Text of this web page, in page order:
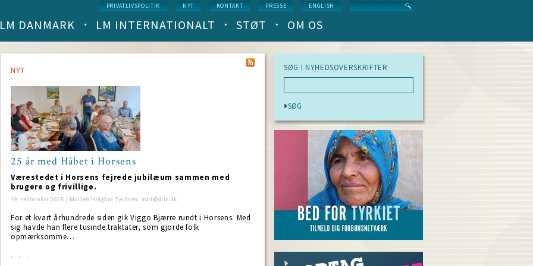
Service
menu
PRIVATLIVSPOLITIK NYT KONTAKT PRESSE ENGLISH
Main
(level
1)
LM DANMARK LM INTERNATIONALT STØT OM OS
NYT
25 år med Håbet i Horsens
Værestedet i Horsens fejrede jubilæum sammen med
brugere og frivillige.
19. september 2025 / Morten Holgård Tychsen: mht@dlm.dk
For et kvart århundrede siden gik Viggo Bjærre rundt i Horsens. Med
sig havde han flere tusinde traktater, som gjorde folk
opmærksomme…
SØG I NYHEDSOVERSKRIFTER